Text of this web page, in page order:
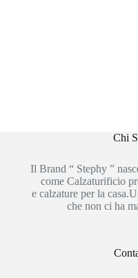
Chi
Il Brand “ Stephy ”
come Calzaturificio
e calzature per la
che non ci ha